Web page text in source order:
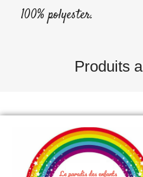
100% polyester.
Produits